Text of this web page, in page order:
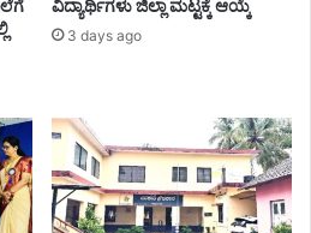
ವಿದ್ಯಾರ್ಥಿಗಳು ಜಿಲ್ಲಾ ಮಟ್ಟಕ್ಕೆ ಆಯ್ಕೆ
3 days ago